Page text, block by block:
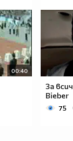
00:40
За
Bieber
75